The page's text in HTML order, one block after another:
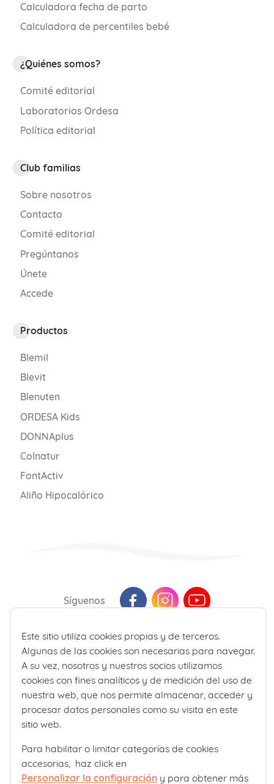
Calculadora fecha de parto
Calculadora de percentiles bebé
¿Quiénes somos?
Comité editorial
Laboratorios Ordesa
Política editorial
Club familias
Sobre nosotros
Contacto
Comité editorial
Pregúntanos
Únete
Accede
Productos
Blemil
Blevit
Blenuten
ORDESA Kids
DONNAplus
Colnatur
FontActiv
Aliño Hipocalórico
Síguenos
Última actualización: Agosto 2026
La información presente en la web no reemplaza sino que
complementa la relación entre el profesional de la salud y su
paciente. En caso de duda, consulte a su profesional de la salud
de referencia.
Este sitio utiliza cookies propias y de terceros.
Algunas de las cookies son necesarias para navegar.
A su vez, nosotros y nuestros socios utilizamos
cookies con fines analíticos y de medición del uso de
nuestra web, que nos permite almacenar, acceder y
procesar datos personales como su visita en este
sitio web.
Para habilitar o limitar categorías de cookies
accesorias, haz click en
Personalizar la configuracióny para obtener más